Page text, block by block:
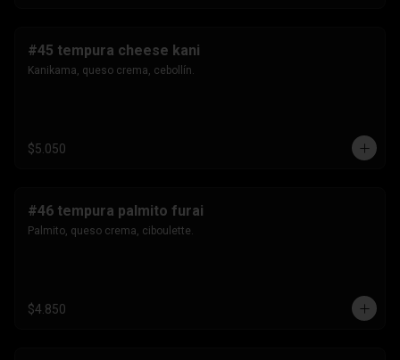
#45 tempura cheese kani
Kanikama, queso crema, cebollín.
$5.050
#46 tempura palmito furai
Palmito, queso crema, ciboulette.
$4.850